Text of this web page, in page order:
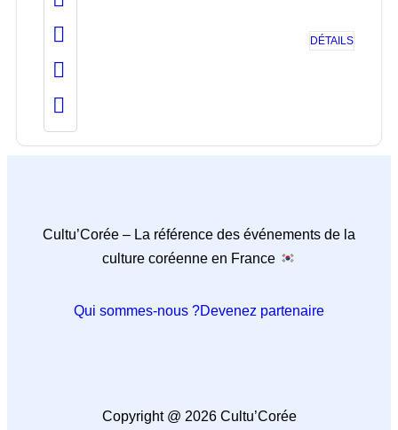
DÉTAILS
Cultu’Corée – La référence des événements de la
culture coréenne en France
Qui sommes-nous ?Devenez partenaire
Copyright @ 2026 Cultu’Corée